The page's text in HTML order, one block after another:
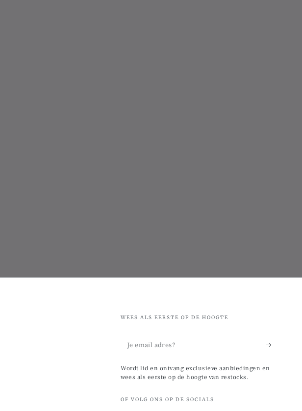
WEES ALS EERSTE OP DE HOOGTE
adres?
Wordt lid en ontvang exclusieve aanbiedingen en
wees als eerste op de hoogte van restocks.
OF VOLG ONS OP DE SOCIALS